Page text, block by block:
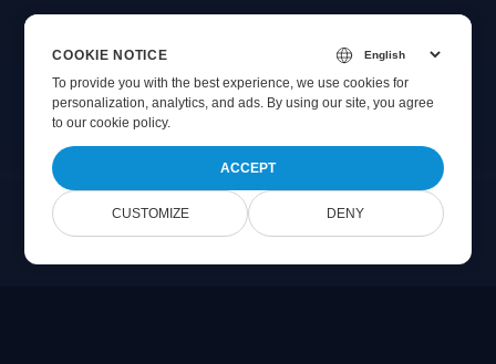
COOKIE NOTICE
To provide you with the best experience, we use cookies for
personalization, analytics, and ads. By using our site, you agree
toour cookie policy.
ACCEPT
CUSTOMIZE DENY